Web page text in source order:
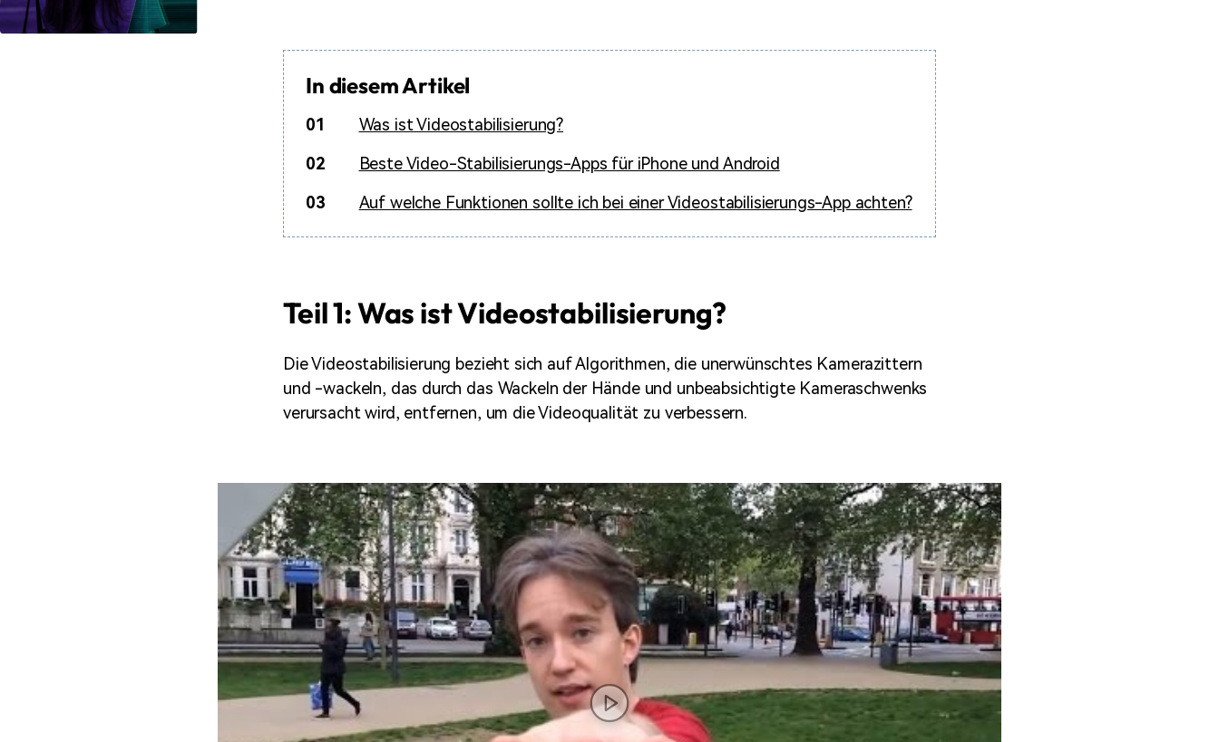
In diesem Artikel
01 Was ist Videostabilisierung?
02 Beste Video-Stabilisierungs-Apps für iPhone und Android
03 Auf welche Funktionen sollte ich bei einer Videostabilisierungs-App achten?
Teil 1: Was ist Videostabilisierung?
Die Videostabilisierung bezieht sich auf Algorithmen, die unerwünschtes Kamerazittern
und -wackeln, das durch das Wackeln der Hände und unbeabsichtigte Kameraschwenks
verursacht wird, entfernen, um die Videoqualität zu verbessern.